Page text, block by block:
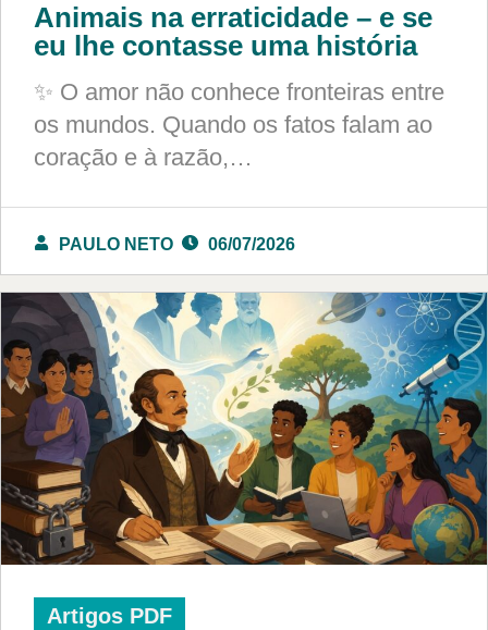
Animais na erraticidade – e se
eu lhe contasse uma história
✨ O amor não conhece fronteiras entre
os mundos. Quando os fatos falam ao
coração e à razão,…
PAULO NETO 06/07/2026
Artigos PDF